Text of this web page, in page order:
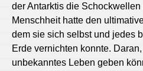
der Antarktis die
Menschheit hatte den
dem sie sich selbst und jedes
Erde vernichten konnte.
unbekanntes Leben geben